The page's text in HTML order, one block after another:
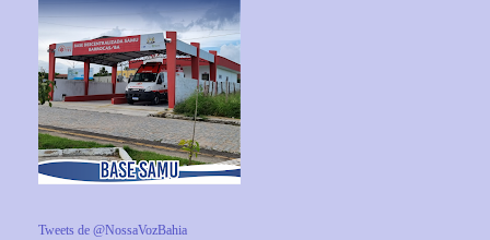
Tweets de @NossaVozBahia